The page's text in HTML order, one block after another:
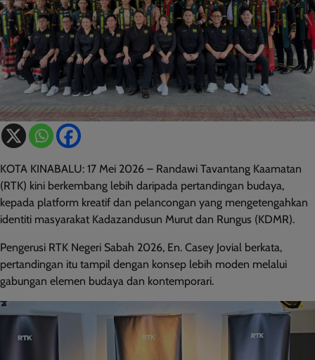
KOTA KINABALU: 17 Mei 2026 – Randawi Tavantang Kaamatan
(RTK) kini berkembang lebih daripada pertandingan budaya,
kepada platform kreatif dan pelancongan yang mengetengahkan
identiti masyarakat Kadazandusun Murut dan Rungus (KDMR).
Pengerusi RTK Negeri Sabah 2026, En. Casey Jovial berkata,
pertandingan itu tampil dengan konsep lebih moden melalui
gabungan elemen budaya dan kontemporari.